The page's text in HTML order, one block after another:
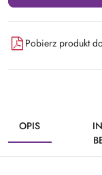
Pobierz produkt
OPIS